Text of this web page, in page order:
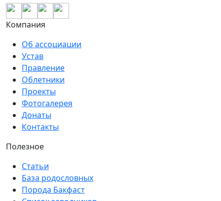
Компания
Об ассоциации
Устав
Правление
Облетники
Проекты
Фотогалерея
Донаты
Контакты
Полезное
Статьи
База родословных
Порода Бакфаст